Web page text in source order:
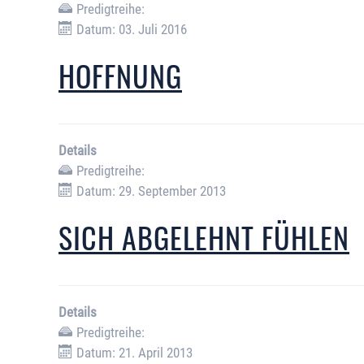
Predigtreihe:
Datum: 03. Juli 2016
HOFFNUNG
Details
Predigtreihe:
Datum: 29. September 2013
SICH ABGELEHNT FÜHLEN
Details
Predigtreihe:
Datum: 21. April 2013